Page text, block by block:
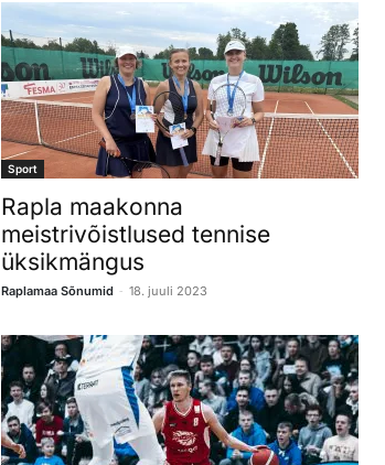
Sport
Rapla maakonna
meistrivõistlused tennise
üksikmängus
Raplamaa Sõnumid - 18. juuli 2023